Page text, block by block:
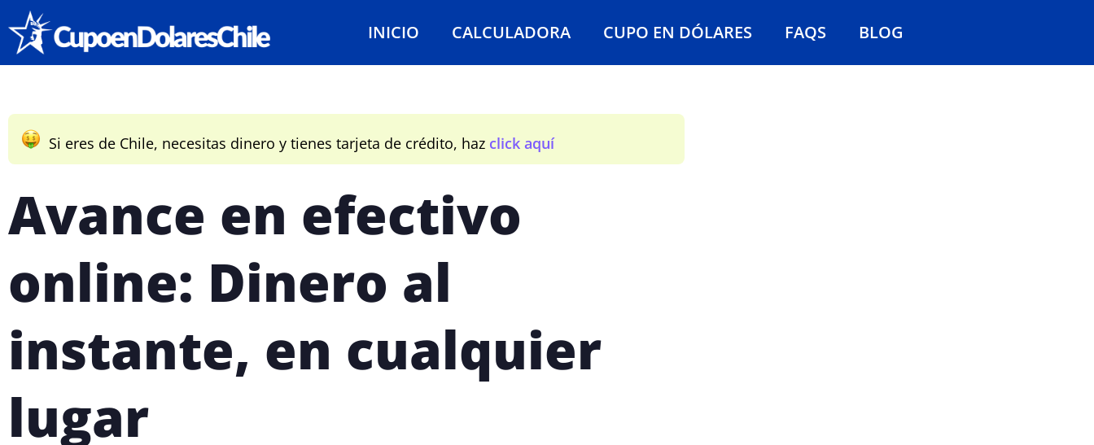
INICIO CALCULADORA CUPO EN DÓLARES FAQS BLOG
Si eres de Chile, necesitas dinero y tienes tarjeta de crédito, haz click aquí
Avance en efectivo
online: Dinero al
instante, en cualquier
lugar